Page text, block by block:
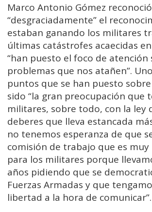
Marco Antonio Gómez
“desgraciadamente” el
estaban ganando los militares
últimas catástrofes acaecidas
“han puesto el foco de atención
problemas que nos atañen”.
puntos que se han puesto
sido “la gran preocupación que
militares, sobre todo, con la ley
deberes que lleva estancada
no tenemos esperanza de que
comisión de trabajo que es
para los militares porque
años pidiendo que se
Fuerzas Armadas y que
libertad a la hora de comunicar”.